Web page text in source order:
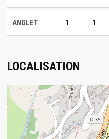
ANGLET 1 1
LOCALISATION